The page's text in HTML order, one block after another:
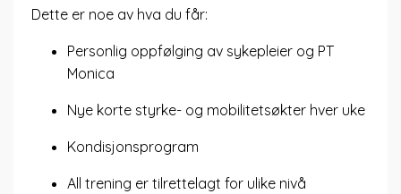
Dette er noe av hva du får:
Personlig oppfølging av sykepleier og PT
Monica
Nye korte styrke- og mobilitetsøkter hver uke
Kondisjonsprogram
All trening er tilrettelagt for ulike nivå